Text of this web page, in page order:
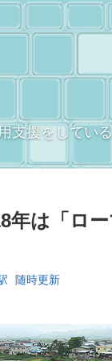
支援をしてい
年は「ロ
随時更新